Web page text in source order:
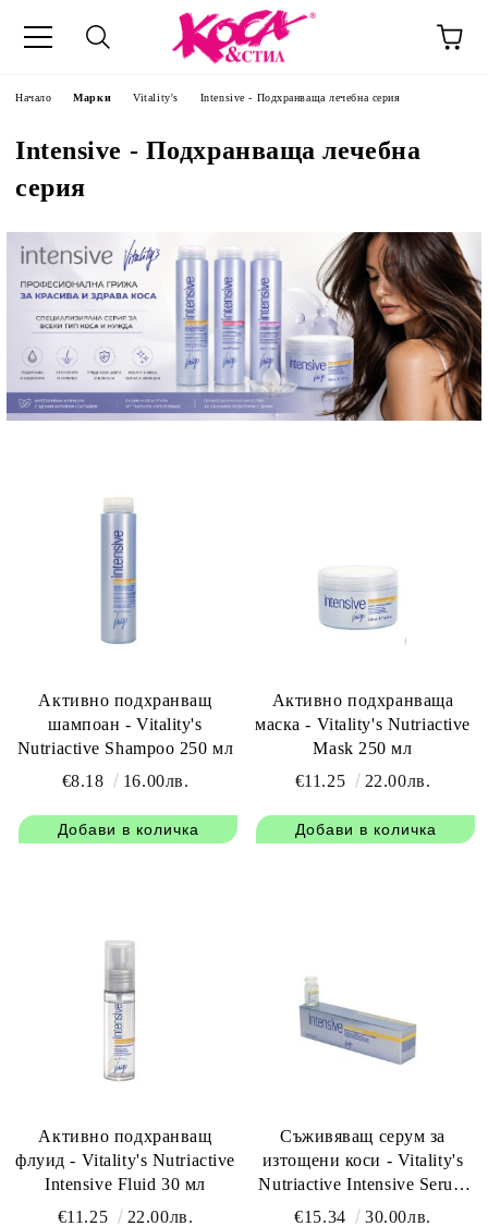
Начало Марки Vitality's Intensive - Подхранваща лечебна серия
Intensive - Подхранваща лечебна
серия
Активно подхранващ
шампоан - Vitality's
Nutriactive Shampoo 250 мл
€8.18
16.00лв.
Активно подхранваща
маска - Vitality's Nutriactive
Mask 250 мл
€11.25
22.00лв.
Активно подхранващ
флуид - Vitality's Nutriactive
Intensive Fluid 30 мл
€11.25
22.00лв.
Съживяващ серум за
изтощени коси - Vitality's
Nutriactive Intensive Serum
4x10мл
€15.34 30.00лв.